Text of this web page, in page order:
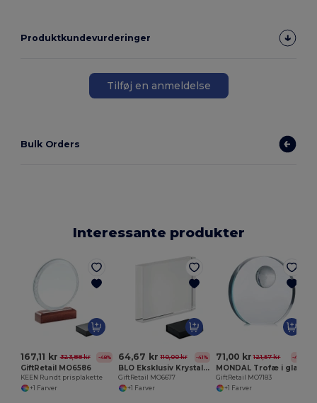
Produktkundevurderinger
Tilføj en anmeldelse
Bulk Orders
Interessante produkter
167,11 kr 323,88 kr -48%
GiftRetail MO6586
KEEN Rundt prisplakette
+1 Farver
64,67 kr 110,00 kr -41%
BLO Eksklusiv Krystal Trofæ i Gaveæske
GiftRetail MO6677
+1 Farver
71,00 kr 121,57 kr -42%
MONDAL Trofæ i glas
GiftRetail MO7183
+1 Farver